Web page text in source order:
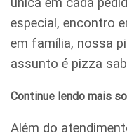
única em cada
especial, encontro
em família, nossa
assunto é pizza
Continue lendo mais
Além do